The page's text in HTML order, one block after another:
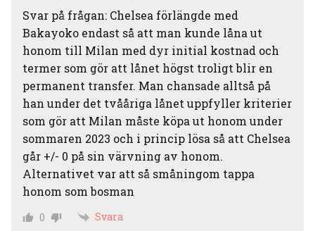
Svar på frågan: Chelsea förlängde med
Bakayoko endast så att man kunde låna ut
honom till Milan med dyr initial kostnad och
termer som gör att lånet högst troligt blir en
permanent transfer. Man chansade alltså på
han under det tvååriga lånet uppfyller kriterier
som gör att Milan måste köpa ut honom under
sommaren 2023 och i princip lösa så att Chelsea
går +/- 0 på sin värvning av honom.
Alternativet var att så småningom tappa
honom som bosman
0 Svara